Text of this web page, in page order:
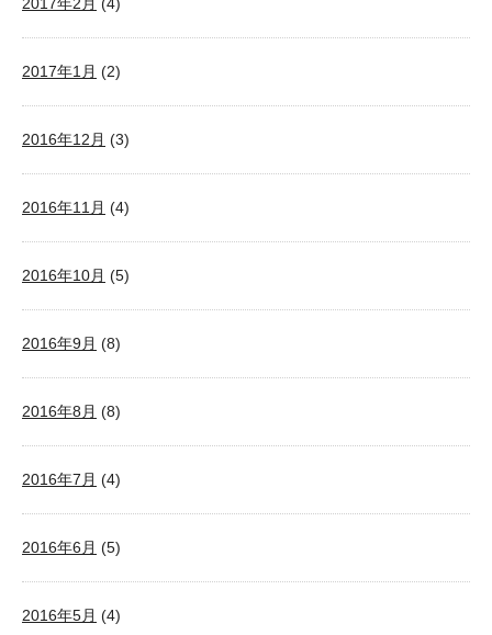
2017年1月 (2)
2016年12月 (3)
2016年11月 (4)
2016年10月 (5)
2016年9月 (8)
2016年8月 (8)
2016年7月 (4)
2016年6月 (5)
2016年5月 (4)